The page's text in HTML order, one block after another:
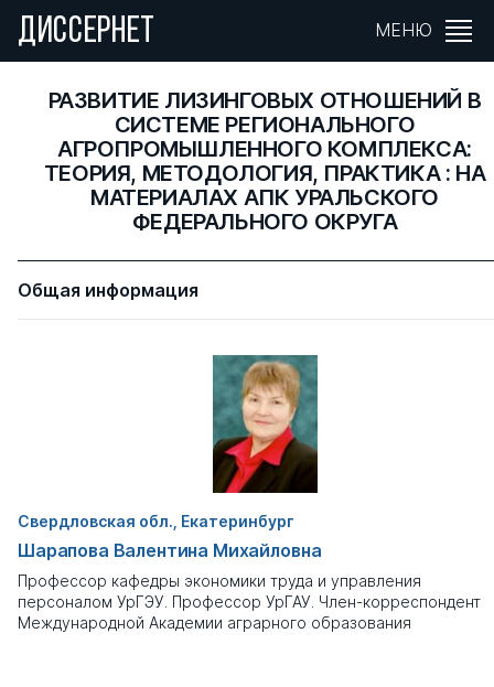
ДИССЕРНЕТ МЕНЮ
РАЗВИТИЕ ЛИЗИНГОВЫХ ОТНОШЕНИЙ В
СИСТЕМЕ РЕГИОНАЛЬНОГО
АГРОПРОМЫШЛЕННОГО КОМПЛЕКСА:
ТЕОРИЯ, МЕТОДОЛОГИЯ, ПРАКТИКА : НА
МАТЕРИАЛАХ АПК УРАЛЬСКОГО
ФЕДЕРАЛЬНОГО ОКРУГА
Общая информация
Свердловская обл., Екатеринбург
Шарапова Валентина Михайловна
Профессор кафедры экономики труда и управления
персоналом УрГЭУ. Профессор УрГАУ. Член-корреспондент
Международной Академии аграрного образования